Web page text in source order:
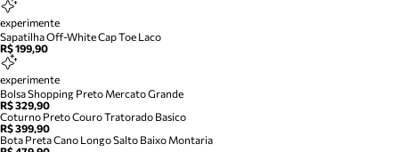
experimente
Sapatilha Off-White Cap Toe Laco
R$ 199,90
experimente
Bolsa Shopping Preto Mercato Grande
R$ 329,90
Coturno Preto Couro Tratorado Basico
R$ 399,90
Bota Preta Cano Longo Salto Baixo Montaria